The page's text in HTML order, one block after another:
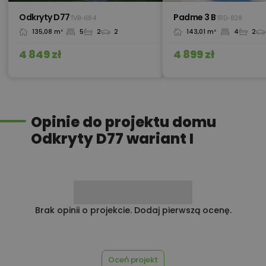
Ogrzewanie podłogowe 620,00 zł
Pompa ciepła 450,00 zł
Przydomowa oczyszczalnia
Odkryty D77TVB-684
135,08 m² 5 2 2
4 849 zł
Padme 3 BTRD-828
143,01 m² 4 2
4 899 zł
Opinie do projektu domu
Odkryty D77 wariant I
Brak opinii o projekcie. Dodaj pierwszą ocenę.
Oceń projekt